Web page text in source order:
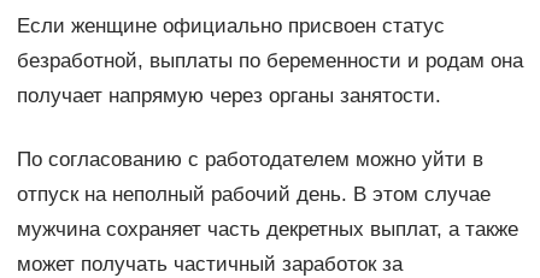
Если женщине официально присвоен статус
безработной, выплаты по беременности и родам она
получает напрямую через органы занятости.
По согласованию с работодателем можно уйти в
отпуск на неполный рабочий день. В этом случае
мужчина сохраняет часть декретных выплат, а также
может получать частичный заработок за